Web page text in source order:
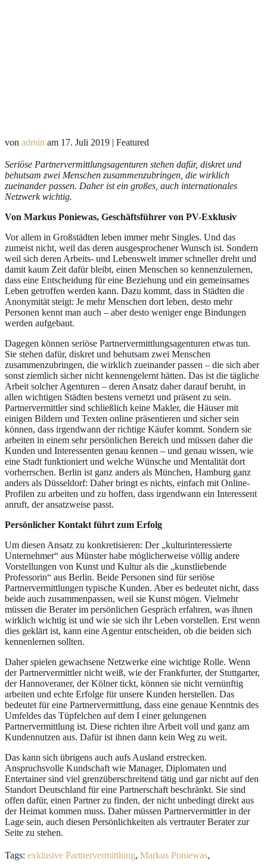
von admin am 17. Juli 2019 | Featured
Seriöse Partnervermittlungsagenturen stehen dafür, diskret und
behutsam zwei Menschen zusammenzubringen, die wirklich
zueinander passen. Daher ist ein großes, auch internationales
Netzwerk wichtig.
Von Markus Poniewas, Geschäftsführer von PV-Exklusiv
Vor allem in Großstädten leben immer mehr Singles. Und das
zumeist nicht, weil das deren ausgesprochener Wunsch ist. Sondern
weil sich deren Arbeits- und Lebenswelt immer schneller dreht und
damit kaum Zeit dafür bleibt, einen Menschen so kennenzulernen,
dass eine Entscheidung für eine Beziehung und ein gemeinsames
Leben getroffen werden kann. Dazu kommt, dass in Städten die
Anonymität steigt: Je mehr Menschen dort leben, desto mehr
Personen kennt man auch – aber desto weniger enge Bindungen
werden aufgebaut.
Dagegen können seriöse Partnervermittlungsagenturen etwas tun.
Sie stehen dafür, diskret und behutsam zwei Menschen
zusammenzubringen, die wirklich zueinander passen – die sich aber
sonst ziemlich sicher nicht kennengelernt hätten. Das ist die tägliche
Arbeit solcher Agenturen – deren Ansatz daher darauf beruht, in
allen wichtigen Städten bestens vernetzt und präsent zu sein.
Partnervermittler sind schließlich keine Makler, die Häuser mit
einigen Bildern und Texten online präsentieren und sicher sein
können, dass irgendwann der richtige Käufer kommt. Sondern sie
arbeiten in einem sehr persönlichen Bereich und müssen daher die
Kunden und Interessenten genau kennen – und genau wissen, wie
eine Stadt funktioniert und welche Wünsche und Mentalität dort
vorherrschen. Berlin ist ganz anders als München, Hamburg ganz
anders als Düsseldorf: Daher bringt es nichts, einfach mit Online-
Profilen zu arbeiten und zu hoffen, dass irgendwann ein Interessent
anruft, der ansatzweise passt.
Persönlicher Kontakt führt zum Erfolg
Um diesen Ansatz zu konkretisieren: Der „kulturinteressierte
Unternehmer“ aus Münster habe möglicherweise völlig andere
Vorstellungen von Kunst und Kultur als die „kunstliebende
Professorin“ aus Berlin. Beide Personen sind für seriöse
Partnervermittlungen typische Kunden. Aber es bedeutet nicht, dass
beide auch zusammenpassen, weil sie Kunst mögen. Vielmehr
müssen die Berater im persönlichen Gespräch erfahren, was ihnen
wirklich wichtig ist und wie sie sich ihr Leben vorstellen. Erst wenn
dies geklärt ist, kann eine Agentur entscheiden, ob die beiden sich
kennenlernen sollten.
Daher spielen gewachsene Netzwerke eine wichtige Rolle. Wenn
der Partnervermittler nicht weiß, wie der Frankfurter, der Stuttgarter,
der Hannoveraner, der Kölner tickt, können sie nicht vernünftig
arbeiten und echte Erfolge für unsere Kunden herstellen. Das
bedeutet für eine Partnervermittlung, dass eine genaue Kenntnis des
Umfeldes das Tüpfelchen auf dem I einer gelungenen
Partnervermittlung ist. Diese richten ihre Arbeit voll und ganz am
Kundennutzen aus. Dafür ist ihnen dann kein Weg zu weit.
Das kann sich übrigens auch aufs Ausland erstrecken.
Anspruchsvolle Kundschaft wie Manager, Diplomaten und
Entertainer sind viel grenzüberschreitend tätig und gar nicht auf den
Standort Deutschland für eine Partnerschaft beschränkt. Sie sind
offen dafür, einen Partner zu finden, der nicht unbedingt direkt aus
der Heimat kommen muss. Daher müssen Partnervermittler in der
Lage sein, auch diesen Persönlichkeiten als vertrauter Berater zur
Seite zu stehen.
Tags: exklusive Partnervermittlung, Markus Poniewas,